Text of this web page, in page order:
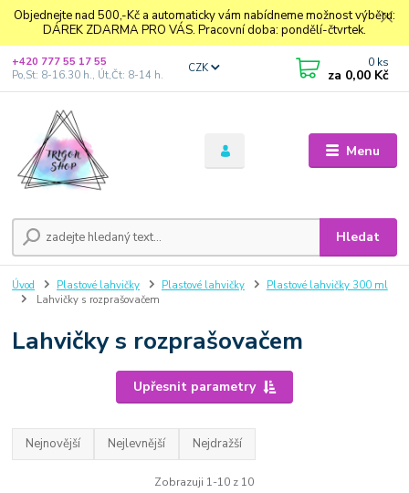
Objednejte nad 500,-Kč a automaticky vám nabídneme možnost výběru:
DÁREK ZDARMA PRO VÁS. Pracovní doba: pondělí-čtvrtek.
Menu
CZK
Hledat
+420 777 55 17 55
Po,St: 8-16.30 h., Út,Čt: 8-14 h.
0 ks
za 0,00 Kč
Úvod Plastové lahvičky Plastové lahvičky
Plastové lahvičky 300 ml
Lahvičky s rozprašovačem
Lahvičky s rozprašovačem
Upřesnit parametry
Nejnovější Nejlevnější Nejdražší
Zobrazuji 1-10 z 10